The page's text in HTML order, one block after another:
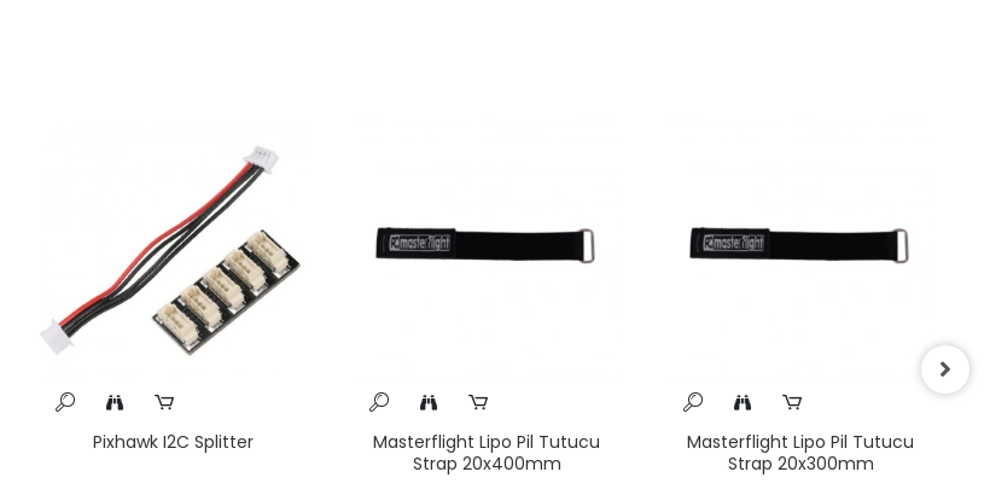
Pixhawk I2C Splitter
Masterflight Lipo Pil Tutucu
Strap 20x400mm
Masterflight Lipo Pil Tutucu
Strap 20x300mm